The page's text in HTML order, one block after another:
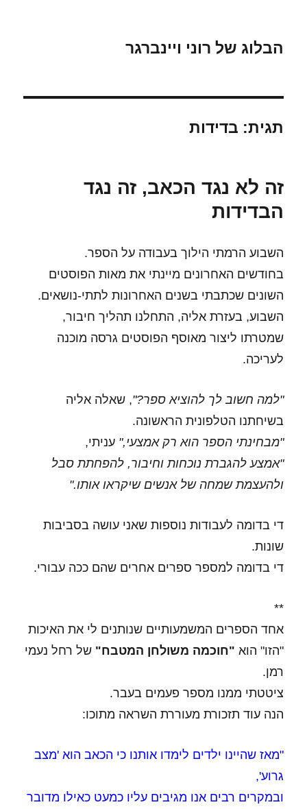
הבלוג של רוני ויינברגר
תגית: בדידות
זה לא נגד הכאב, זה נגד
הבדידות
השבוע הרמתי הילוך בעבודה על הספר.
בחודשים האחרונים מיינתי את מאות הפוסטים
השונים שכתבתי בשנים האחרונות לתתי-נושאים.
השבוע, בעזרת אליה, התחלנו תהליך חיבור,
שמטרתו ליצור מאוסף הפוסטים גרסה מוכנה
לעריכה.
"למה חשוב לך להוציא ספר?", שאלה אליה
בשיחתנו הטלפונית הראשונה.
"מבחינתי הספר הוא רק אמצעי," עניתי,
"אמצע להגברת נוכחות וחיבור, להפחתת סבל
ולהעצמת שמחה של אנשים שיקראו אותו."
די בדומה לעבודות נוספות שאני עושה בסביבות
שונות.
די בדומה למספר ספרים אחרים שהם ככה עבורי.
**
אחד הספרים המשמעותיים שנותנים לי את האיכות
"הזו" הוא "חוכמה משולחן המטבח" של רחל נעמי
רמן.
ציטטתי ממנו מספר פעמים בעבר.
הנה עוד תזכורת מעוררת השראה מתוכו:
"מאז שהיינו ילדים לימדו אותנו כי הכאב הוא 'מצב
גרוע',
ובמקרים רבים אנו מגיבים עליו כמעט כאילו מדובר